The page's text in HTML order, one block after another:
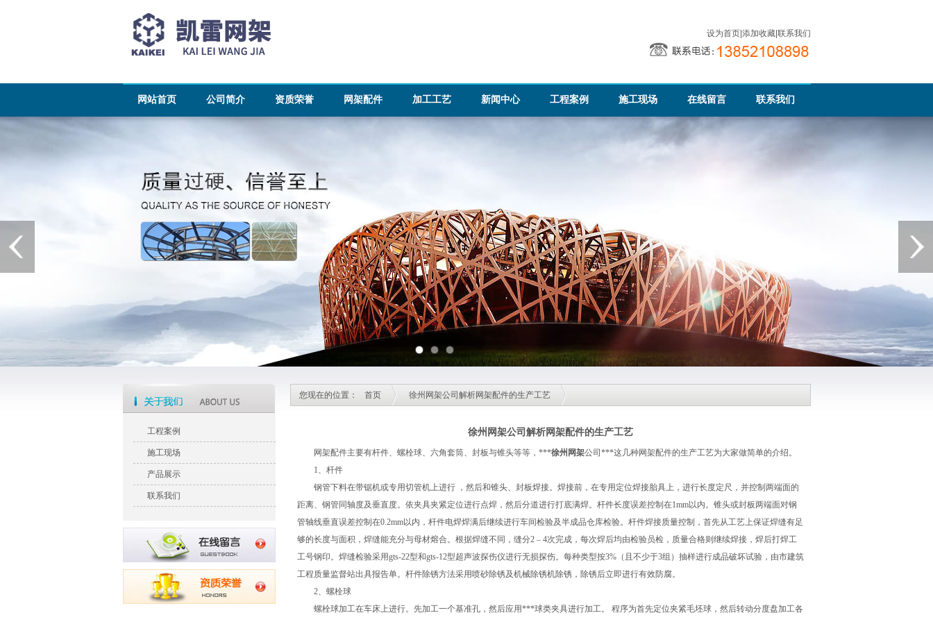
设为首页| 添加收藏| 联系我们
网站首页 公司简介 资质荣誉 网架配件 加工工艺 新闻中心 工程案例 施工现场 在线留言 联系我们
工程案例
施工现场
产品展示
联系我们
您现在的位置： 首页 徐州网架公司解析网架配件的生产工艺
徐州网架公司解析网架配件的生产工艺
网架配件主要有杆件、螺栓球、六角套筒、封板与锥头等等，***徐州网架公司***这几种网架配件的生产工艺为大家做简单的介绍。
1、杆件
钢管下料在带锯机或专用切管机上进行 ，然后和锥头、封板焊接。焊接前，在专用定位焊接胎具上，进行长度定尺，并控制两端面的
距离、钢管同轴度及垂直度。依夹具夹紧定位进行点焊，然后分道进行打底满焊。杆件长度误差控制在1mm以内。锥头或封板两端面对钢
管轴线垂直误差控制在0.2mm以内，杆件电焊焊满后继续进行车间检验及半成品仓库检验。杆件焊接质量控制，首先从工艺上保证焊缝有足
够的长度与面积，焊缝能充分与母材熔合。根据焊缝不同，缝分2 – 4次完成，每次焊后均由检验员检，质量合格则继续焊接，焊后打焊工
工号钢印。焊缝检验采用gts-22型和gts-12型超声波探伤仪进行无损探伤。每种类型按3%（且不少于3组）抽样进行成品破坏试验，由市建筑
工程质量监督站出具报告单。杆件除锈方法采用喷砂除锈及机械除锈机除锈，除锈后立即进行有效防腐。
2、螺栓球
螺栓球加工在车床上进行。先加工一个基准孔，然后应用***球类夹具进行加工。 程序为首先定位夹紧毛坯球，然后转动分度盘加工各